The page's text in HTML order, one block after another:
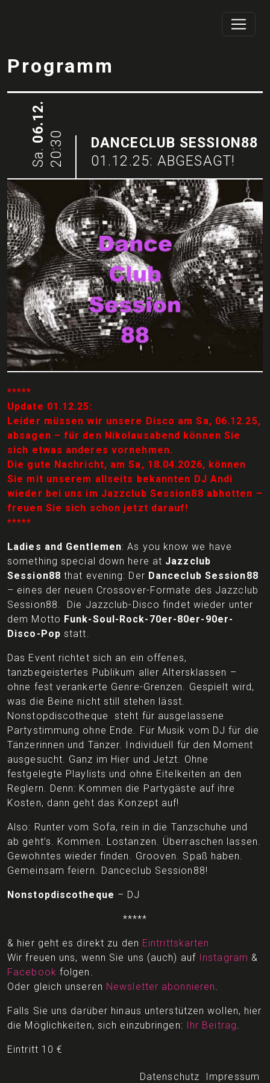
Programm
Sa.
06.12.
20:30
DANCECLUB SESSION88
01.12.25: ABGESAGT!
*****
Update 01.12.25:
Leider müssen wir unsere Disco am Sa, 06.12.25,
absagen – für den Nikolausabend können Sie
sich etwas anderes vornehmen.
Die gute Nachricht, am Sa, 18.04.2026, können
Sie mit unserem allseits bekannten DJ Andi
wieder bei uns im Jazzclub Session88 abhotten –
freuen Sie sich schon jetzt darauf!
*****
Ladies and Gentlemen: As you know we have
something special down here at Jazzclub
Session88 that evening: Der Danceclub Session88
– eines der neuen Crossover-Formate des Jazzclub
Session88. Die Jazzclub-Disco findet wieder unter
dem Motto Funk-Soul-Rock-70er-80er-90er-
Disco-Pop statt.
Das Event richtet sich an ein offenes,
tanzbegeistertes Publikum aller Altersklassen –
ohne fest verankerte Genre-Grenzen. Gespielt wird,
was die Beine nicht still stehen lässt.
Nonstopdiscotheque steht für ausgelassene
Partystimmung ohne Ende. Für Musik vom DJ für die
Tänzerinnen und Tänzer. Individuell für den Moment
ausgesucht. Ganz im Hier und Jetzt. Ohne
festgelegte Playlists und ohne Eitelkeiten an den
Reglern. Denn: Kommen die Partygäste auf ihre
Kosten, dann geht das Konzept auf!
Also: Runter vom Sofa, rein in die Tanzschuhe und
ab geht’s. Kommen. Lostanzen. Überraschen lassen.
Gewohntes wieder finden. Grooven. Spaß haben.
Gemeinsam feiern. Danceclub Session88!
Nonstopdiscotheque – DJ
*****
& hier geht es direkt zu den Eintrittskarten
Wir freuen uns, wenn Sie uns (auch) auf Instagram &
Facebook folgen.
Oder gleich unseren Newsletter abonnieren.
Falls Sie uns darüber hinaus unterstützen wollen, hier
die Möglichkeiten, sich einzubringen: Ihr Beitrag.
Eintritt 10 €
Datenschutz Impressum